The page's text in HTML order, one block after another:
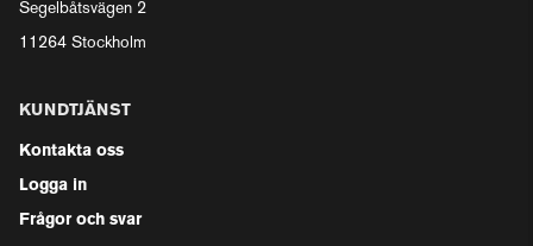
Segelbåtsvägen 2
11264 Stockholm
KUNDTJÄNST
Kontakta oss
Logga in
Frågor och svar